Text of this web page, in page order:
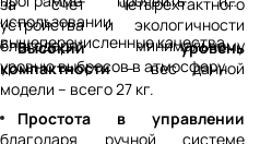
устройства и экологичности
благодаря минимальному
уровню выбросов в атмосферу.
использовании
вышеперечисленные качества.
Высокий уровень
компактности– вес данной
модели – всего 27 кг.
Простота в управлении
благодаря ручной системе